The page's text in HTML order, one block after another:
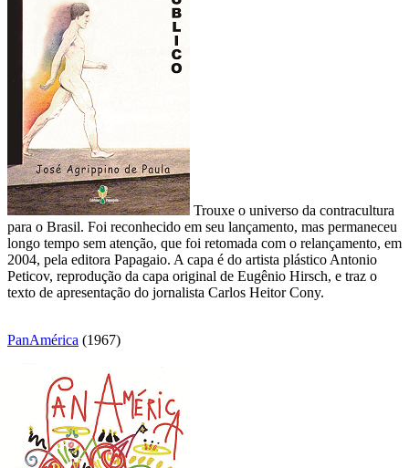
Trouxe o universo da contracultura
para o Brasil. Foi reconhecido em seu lançamento, mas permaneceu
longo tempo sem atenção, que foi retomada com o relançamento, em
2004, pela editora Papagaio. A capa é do artista plástico Antonio
Peticov, reprodução da capa original de Eugênio Hirsch, e traz o
texto de apresentação do jornalista Carlos Heitor Cony.
PanAmérica (1967)